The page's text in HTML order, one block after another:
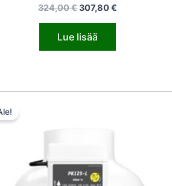
324,00€307,80€
Lue lisää